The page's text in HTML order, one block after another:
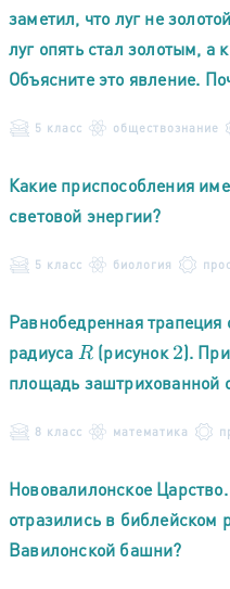
заметил, что луг не
луг опять стал золотым, а
Объясните это явление.
5 класс обществознание
Какие приспособления
световой энергии?
5 класс биология
Равнобедренная трапеция
радиуса R (рисунок2).
площадь заштрихованной
8 класс математика
Нововалилонское
отразились в библейском
Вавилонской башни?